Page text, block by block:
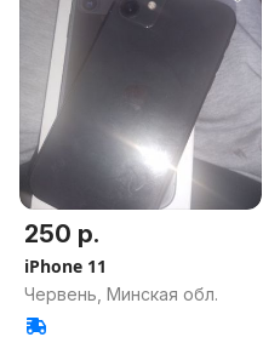
250 р.
iPhone 11
Червень, Минская обл.